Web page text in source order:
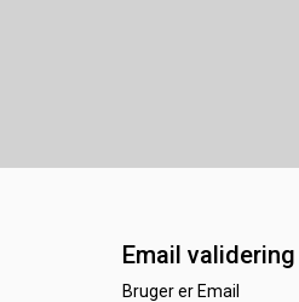
Email validering
Bruger er Email